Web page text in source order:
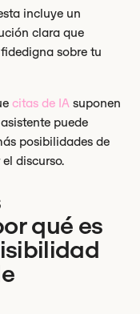
incluye un
clara que
sobre tu
citas de IA suponen
puede
posibilidades de
discurso.
qué es